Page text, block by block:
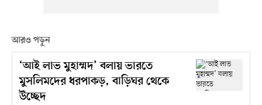
আরও পড়ুন
‘আই লাভ মুহাম্মদ’ বলায় ভারতে
মুসলিমদের ধরপাকড়, বাড়িঘর থেকে
উচ্ছেদ